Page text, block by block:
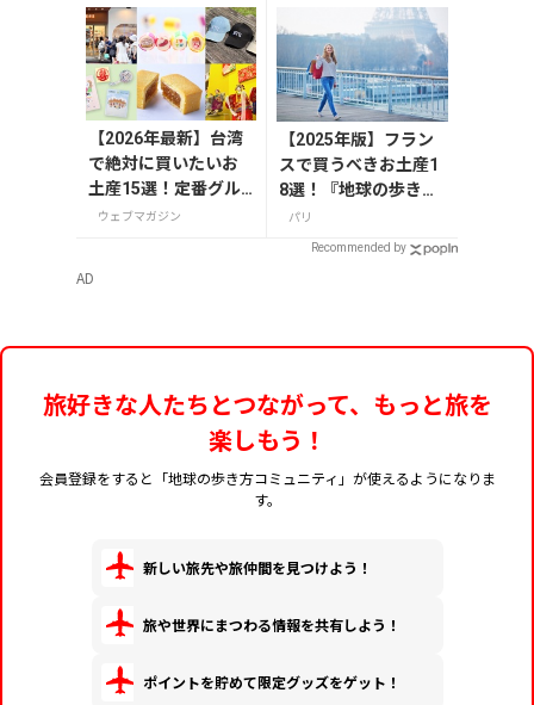
物】
【2026年最新】台湾
で絶対に買いたいお
土産15選！定番グル
メやかわいい雑貨、
ウェブマガジン
【2025年版】フラン
スで買うべきお土産1
8選！『地球の歩き
方』編集者おすすめの
お菓子や雑貨などを紹
パリ
Recommended by
AD
旅好きな人たちとつながって、もっと旅を
楽しもう！
会員登録をすると「地球の歩き方コミュニティ」が使えるようになりま
す。
新しい旅先や旅仲間を見つけよう！
旅や世界にまつわる情報を共有しよう！
ポイントを貯めて限定グッズをゲット！